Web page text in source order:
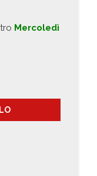
Mercoledì